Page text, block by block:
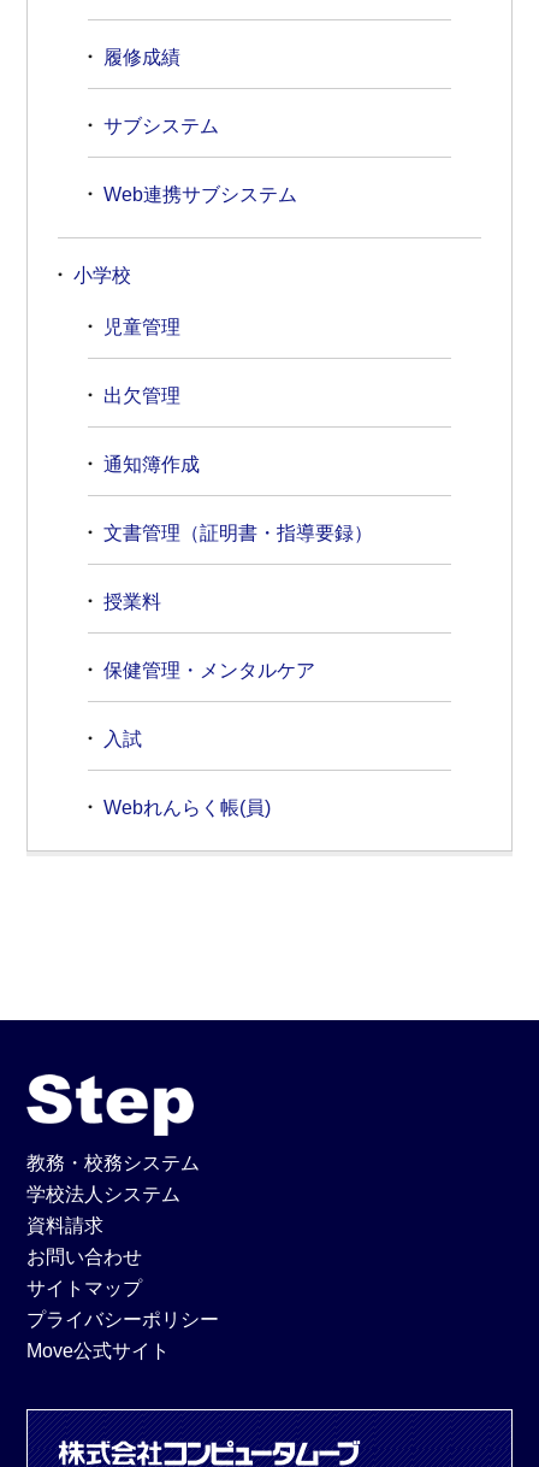
履修成績
サブシステム
Web連携サブシステム
小学校
児童管理
出欠管理
通知簿作成
文書管理（証明書・指導要録）
授業料
保健管理・メンタルケア
入試
Webれんらく帳(員)
教務・校務システム
学校法人システム
資料請求
お問い合わせ
サイトマップ
プライバシーポリシー
Move公式サイト